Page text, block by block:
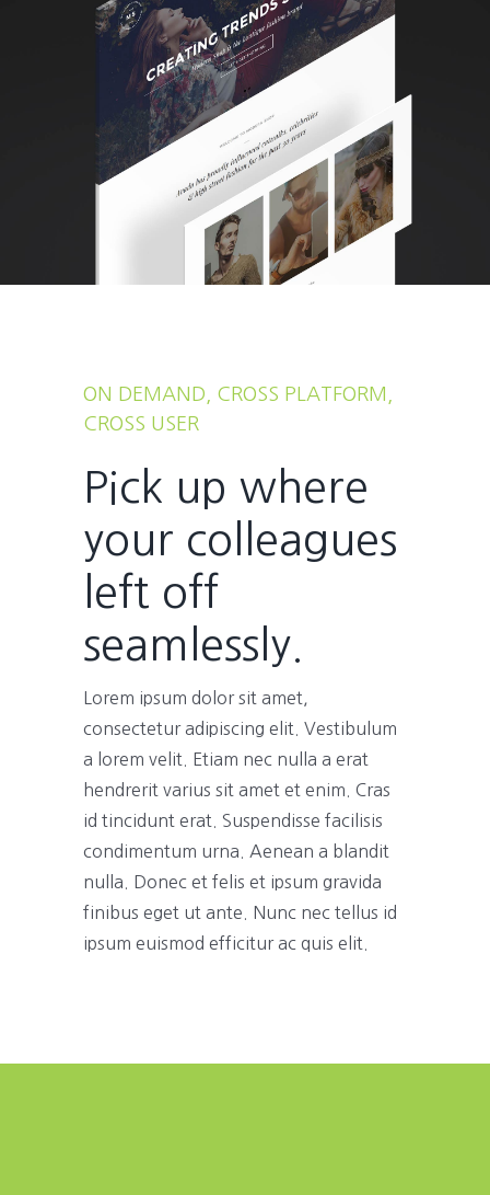
ON DEMAND, CROSS PLATFORM,
CROSS USER
Pick up where
your colleagues
left off
seamlessly.
Lorem ipsum dolor sit amet,
consectetur adipiscing elit. Vestibulum
a lorem velit. Etiam nec nulla a erat
hendrerit varius sit amet et enim. Cras
id tincidunt erat. Suspendisse facilisis
condimentum urna. Aenean a blandit
nulla. Donec et felis et ipsum gravida
finibus eget ut ante. Nunc nec tellus id
ipsum euismod efficitur ac quis elit.